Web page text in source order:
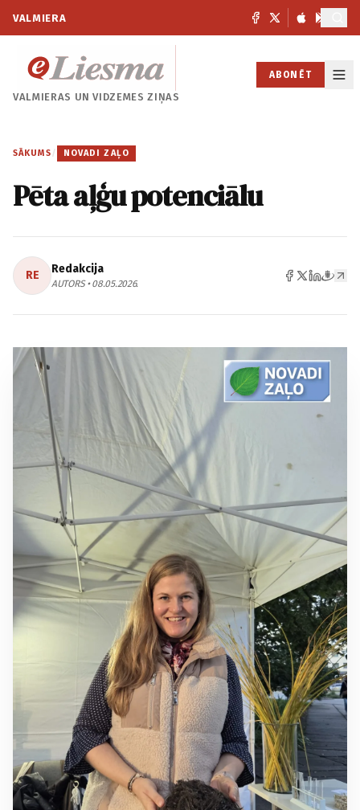
VALMIERA
VALMIERAS UNVIDZEMES ZIŅAS
ABONĒT
SĀKUMS / NOVADI ZAĻO
Pēta aļģu potenciālu
RE Redakcija
AUTORS • 08.05.2026.